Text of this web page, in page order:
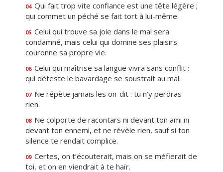
04 Qui fait trop vite confiance est une tête légère ;
qui commet un péché se fait tort à lui-même.
05 Celui qui trouve sa joie dans le mal sera
condamné, mais celui qui domine ses plaisirs
couronne sa propre vie.
06 Celui qui maîtrise sa langue vivra sans conflit ;
qui déteste le bavardage se soustrait au mal.
07 Ne répète jamais les on-dit : tu n’y perdras
rien.
08 Ne colporte de racontars ni devant ton ami ni
devant ton ennemi, et ne révèle rien, sauf si ton
silence te rendait complice.
09 Certes, on t’écouterait, mais on se méfierait de
toi, et on en viendrait à te haïr.